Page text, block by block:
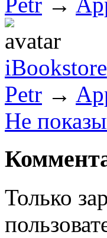
iBookstore
Petr →
Не
Только